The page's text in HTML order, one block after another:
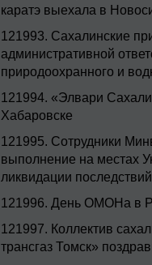
каратэ выехала в
121993. Сахалинские
административной
природоохранного и
121994. «Элвари
Хабаровске
121995. Сотрудники
выполнение на местах
ликвидации
121996. День ОМОНа в
121997. Коллектив
трансгаз Томск»